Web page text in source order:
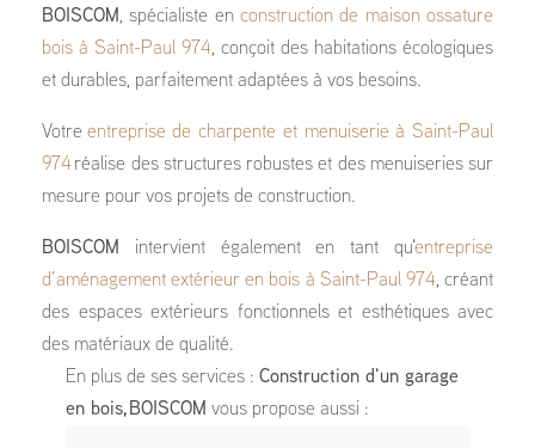
BOISCOM , spécialiste en construction de maison ossature
bois à Saint-Paul 974, conçoit des habitations écologiques
et durables, parfaitement adaptées à vos besoins.
Votre entreprise de charpente et menuiserie à Saint-Paul
974 réalise des structures robustes et des menuiseries sur
mesure pour vos projets de construction.
BOISCOM intervient également en tant qu'entreprise
d’aménagement extérieur en bois à Saint-Paul 974, créant
des espaces extérieurs fonctionnels et esthétiques avec
des matériaux de qualité.
En plus de ses services : Construction d'un garage
en bois, BOISCOM vous propose aussi :